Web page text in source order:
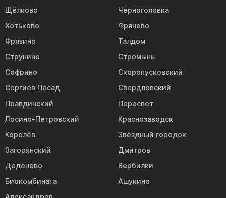
Щёлково
Черноголовка
Хотьково
Фряново
Фрязино
Талдом
Струнино
Стромынь
Софрино
Скоропусковский
Сергиев Посад
Свердловский
Правдинский
Пересвет
Лосино-Петровский
Краснозаводск
Королёв
Звёздный городок
Загорянский
Дмитров
Деденёво
Вербилки
Биокомбината
Ашукино